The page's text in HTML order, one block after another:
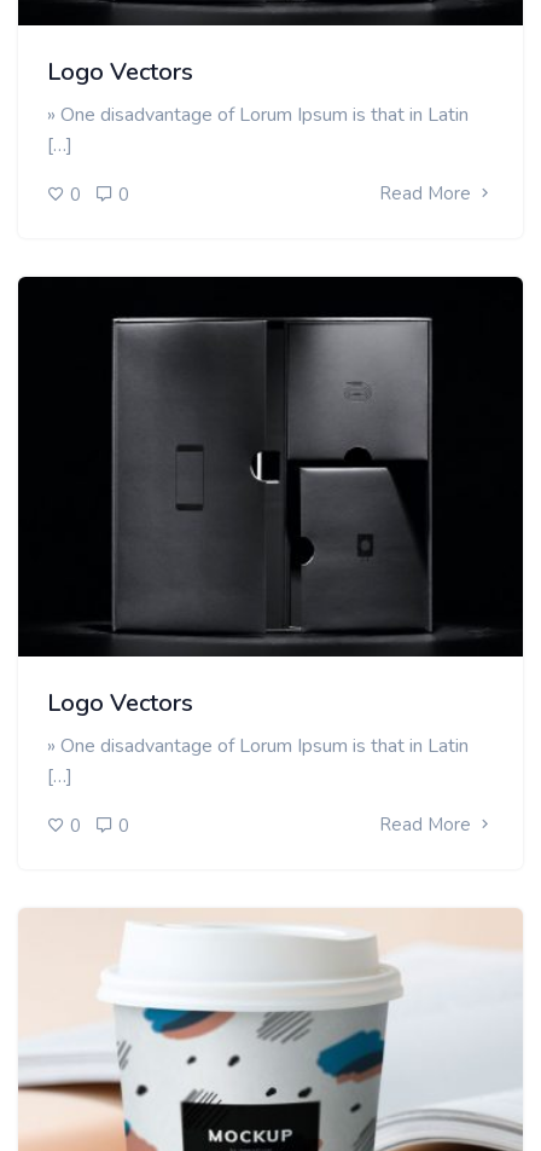
Logo Vectors
» One disadvantage of Lorum Ipsum is that in Latin
[…]
0 0 Read More
Logo Vectors
» One disadvantage of Lorum Ipsum is that in Latin
[…]
0 0 Read More